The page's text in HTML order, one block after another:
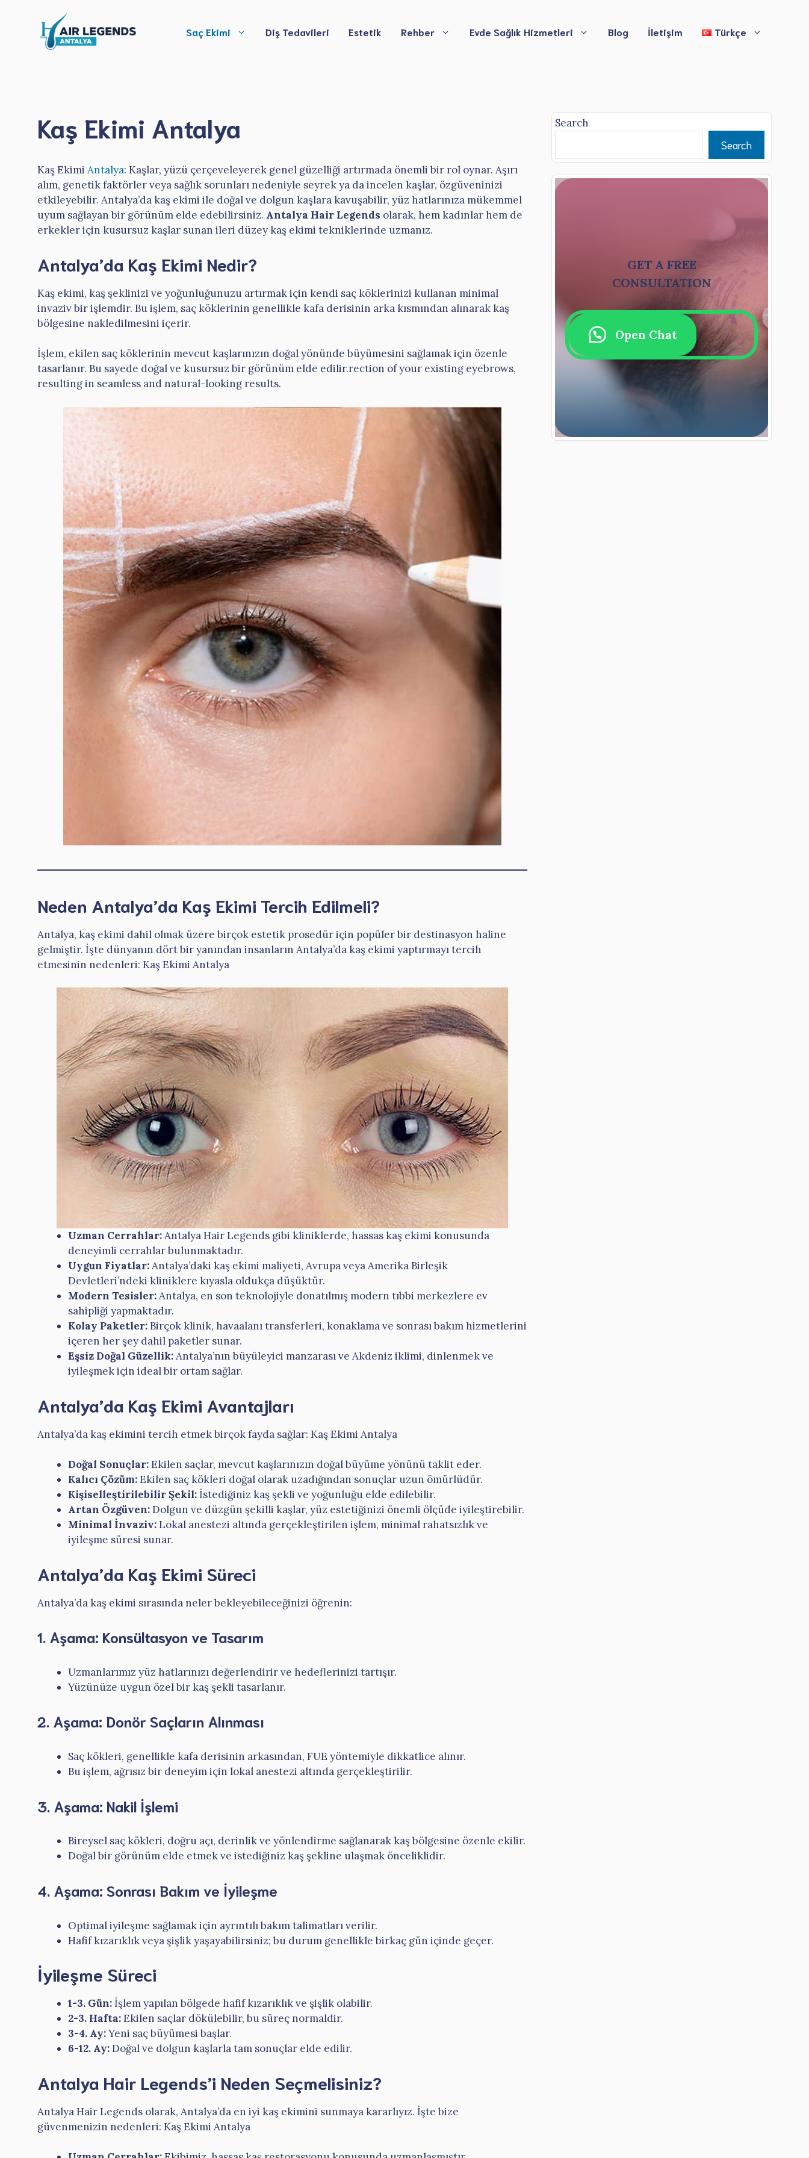
Saç Ekimi Diş Tedavileri Estetik Rehber Evde Sağlık Hizmetleri Blog İletişim Türkçe
Kaş Ekimi Antalya
Kaş Ekimi Antalya: Kaşlar, yüzü çerçeveleyerek genel güzelliği artırmada önemli bir rol oynar. Aşırı
alım, genetik faktörler veya sağlık sorunları nedeniyle seyrek ya da incelen kaşlar, özgüveninizi
etkileyebilir. Antalya’da kaş ekimi ile doğal ve dolgun kaşlara kavuşabilir, yüz hatlarınıza mükemmel
uyum sağlayan bir görünüm elde edebilirsiniz. Antalya Hair Legends olarak, hem kadınlar hem de
erkekler için kusursuz kaşlar sunan ileri düzey kaş ekimi tekniklerinde uzmanız.
Antalya’da Kaş Ekimi Nedir?
Kaş ekimi, kaş şeklinizi ve yoğunluğunuzu artırmak için kendi saç köklerinizi kullanan minimal
invaziv bir işlemdir. Bu işlem, saç köklerinin genellikle kafa derisinin arka kısmından alınarak kaş
bölgesine nakledilmesini içerir.
İşlem, ekilen saç köklerinin mevcut kaşlarınızın doğal yönünde büyümesini sağlamak için özenle
tasarlanır. Bu sayede doğal ve kusursuz bir görünüm elde edilir.rection of your existing eyebrows,
resulting in seamless and natural-looking results.
Neden Antalya’da Kaş Ekimi Tercih Edilmeli?
Antalya, kaş ekimi dahil olmak üzere birçok estetik prosedür için popüler bir destinasyon haline
gelmiştir. İşte dünyanın dört bir yanından insanların Antalya’da kaş ekimi yaptırmayı tercih
etmesinin nedenleri: Kaş Ekimi Antalya
Uzman Cerrahlar:Antalya Hair Legends gibi kliniklerde, hassas kaş ekimi konusunda
deneyimli cerrahlar bulunmaktadır.
Uygun Fiyatlar:Antalya’daki kaş ekimi maliyeti, Avrupa veya Amerika Birleşik
Devletleri’ndeki kliniklere kıyasla oldukça düşüktür.
Modern Tesisler:Antalya, en son teknolojiyle donatılmış modern tıbbi merkezlere ev
sahipliği yapmaktadır.
Kolay Paketler:Birçok klinik, havaalanı transferleri, konaklama ve sonrası bakım hizmetlerini
içeren her şey dahil paketler sunar.
Eşsiz Doğal Güzellik:Antalya’nın büyüleyici manzarası ve Akdeniz iklimi, dinlenmek ve
iyileşmek için ideal bir ortam sağlar.
Antalya’da Kaş Ekimi Avantajları
Antalya’da kaş ekimini tercih etmek birçok fayda sağlar: Kaş Ekimi Antalya
Doğal Sonuçlar:Ekilen saçlar, mevcut kaşlarınızın doğal büyüme yönünü taklit eder.
Kalıcı Çözüm:Ekilen saç kökleri doğal olarak uzadığından sonuçlar uzun ömürlüdür.
Kişiselleştirilebilir Şekil: İstediğiniz kaş şekli ve yoğunluğu elde edilebilir.
Artan Özgüven:Dolgun ve düzgün şekilli kaşlar, yüz estetiğinizi önemli ölçüde iyileştirebilir.
Minimal İnvaziv:Lokal anestezi altında gerçekleştirilen işlem, minimal rahatsızlık ve
iyileşme süresi sunar.
Antalya’da Kaş Ekimi Süreci
Antalya’da kaş ekimi sırasında neler bekleyebileceğinizi öğrenin:
1. Aşama: Konsültasyon ve Tasarım
Uzmanlarımız yüz hatlarınızı değerlendirir ve hedeflerinizi tartışır.
Yüzünüze uygun özel bir kaş şekli tasarlanır.
2. Aşama: Donör Saçların Alınması
Saç kökleri, genellikle kafa derisinin arkasından, FUE yöntemiyle dikkatlice alınır.
Bu işlem, ağrısız bir deneyim için lokal anestezi altında gerçekleştirilir.
3. Aşama: Nakil İşlemi
Bireysel saç kökleri, doğru açı, derinlik ve yönlendirme sağlanarak kaş bölgesine özenle ekilir.
Doğal bir görünüm elde etmek ve istediğiniz kaş şekline ulaşmak önceliklidir.
4. Aşama: Sonrası Bakım ve İyileşme
Optimal iyileşme sağlamak için ayrıntılı bakım talimatları verilir.
Hafif kızarıklık veya şişlik yaşayabilirsiniz; bu durum genellikle birkaç gün içinde geçer.
İyileşme Süreci
1-3. Gün: İşlem yapılan bölgede hafif kızarıklık ve şişlik olabilir.
2-3. Hafta:Ekilen saçlar dökülebilir, bu süreç normaldir.
3-4. Ay:Yeni saç büyümesi başlar.
6-12. Ay:Doğal ve dolgun kaşlarla tam sonuçlar elde edilir.
Antalya Hair Legends’i Neden Seçmelisiniz?
Antalya Hair Legends olarak, Antalya’da en iyi kaş ekimini sunmaya kararlıyız. İşte bize
güvenmenizin nedenleri: Kaş Ekimi Antalya
Search
Search
GET A FREE
CONSULTATION
Open Chat